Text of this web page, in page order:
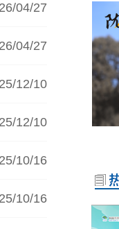
04/27
04/27
12/10
12/10
10/16
10/16